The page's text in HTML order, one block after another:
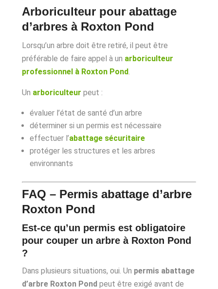
Arboriculteur pour abattage
d’arbres à Roxton Pond
Lorsqu’un arbre doit être retiré, il peut être
préférable de faire appel à un arboriculteur
professionnel à Roxton Pond.
Un arboriculteur peut :
évaluer l’état de santé d’un arbre
déterminer si un permis est nécessaire
effectuer l’abattage sécuritaire
protéger les structures et les arbres
environnants
FAQ – Permis abattage d’arbre
Roxton Pond
Est-ce qu’un permis est obligatoire
pour couper un arbre à Roxton Pond
?
Dans plusieurs situations, oui. Un permis abattage
d’arbre Roxton Pondpeut être exigé avant de